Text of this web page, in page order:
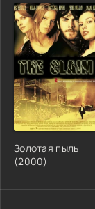
Золотая пыль
(2000)